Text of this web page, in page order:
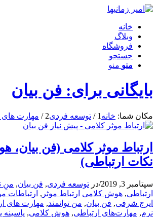
خانه
وبلاگ
فروشگاه
جستجو
منو منو
بایگانی برای: فن بیان
مکان شما: خانه 1
/ توسعه فردی2
/ مهارت های
ارتباط موثر کلامی (فن بیان،
نکات ارتباطی)
سپتامبر 3, 2019 /در توسعه فردی, فن بیان, منِ
ارتباطی, هوش کلامی ارتباط موثر , ارتباطات
ایرج شرفی, فن بیان, من توانمند, مهارت های
نرم, مهارت‌های ارتباطی, هوش کلامی, یاسینه